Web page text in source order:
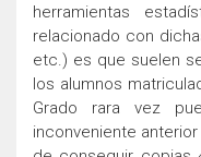
herramientas
relacionado con
etc.) es que suelen
los alumnos
Grado rara vez
inconveniente